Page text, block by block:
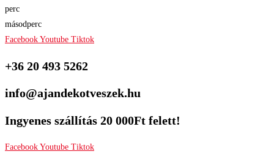
perc
másodperc
Facebook Youtube Tiktok
+36 20 493 5262
info@ajandekotveszek.hu
Ingyenes szállítás 20 000Ft felett!
Facebook Youtube Tiktok